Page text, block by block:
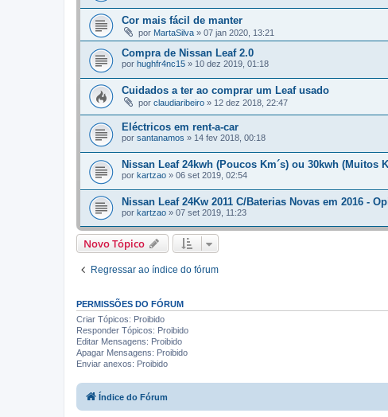
Cor mais fácil de manter
por MartaSilva » 07 jan 2020, 13:21
Compra de Nissan Leaf 2.0
por hughfr4nc15 » 10 dez 2019, 01:18
Cuidados a ter ao comprar um Leaf usado
por claudiaribeiro » 12 dez 2018, 22:47
Eléctricos em rent-a-car
por santanamos » 14 fev 2018, 00:18
Nissan Leaf 24kwh (Poucos Km´s) ou 30kwh (Muitos
por kartzao » 06 set 2019, 02:54
Nissan Leaf 24Kw 2011 C/Baterias Novas em 2016 -
por kartzao » 07 set 2019, 11:23
Novo Tópico
Regressar ao índice do fórum
PERMISSÕES DO FÓRUM
Criar Tópicos: Proibido
Responder Tópicos: Proibido
Editar Mensagens: Proibido
Apagar Mensagens: Proibido
Enviar anexos: Proibido
Índice do Fórum